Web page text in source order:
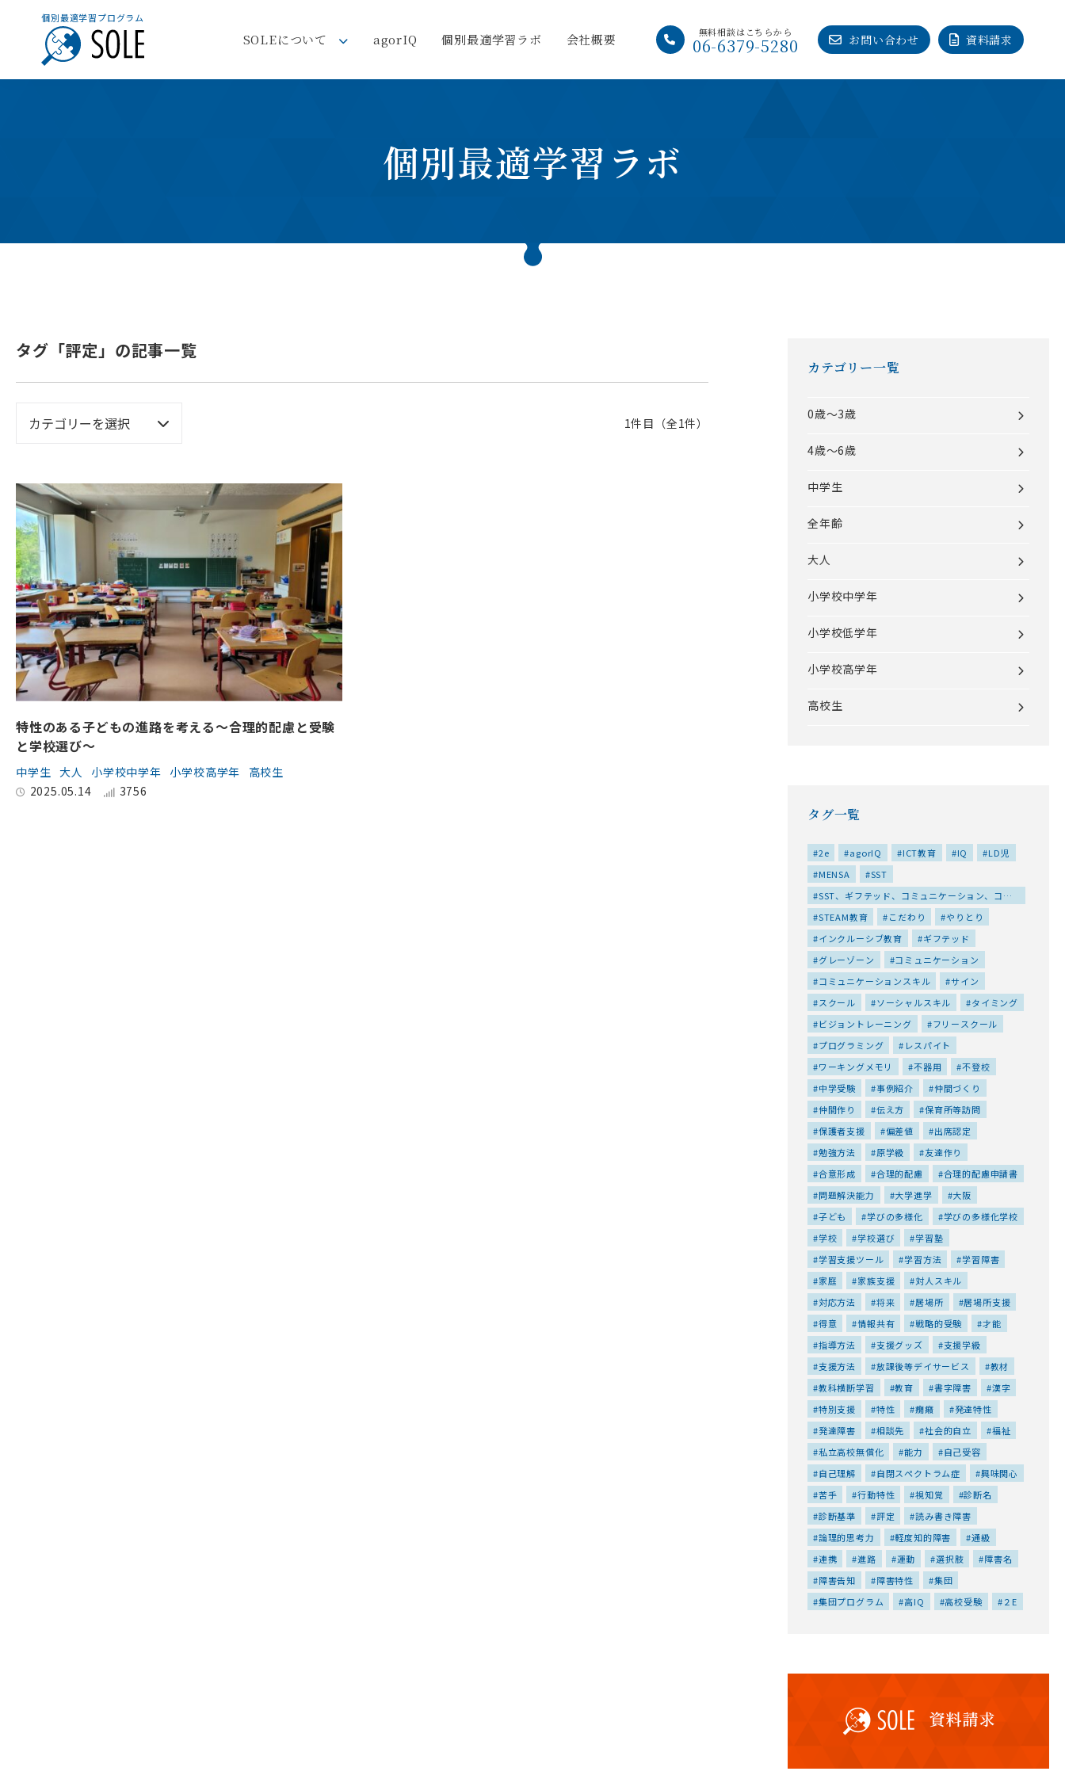
個別最適学習プログラム
SOLEについて agorIQ 個別最適学習ラボ 会社概要 無料相談はこちらから
06-6379-5280 お問い合わせ 資料請求
個別最適学習ラボ
タグ「評定」の記事一覧
1件目（全1件）
特性のある子どもの進路を考える～合理的配慮と受験
と学校選び～
中学生 大人 小学校中学年 小学校高学年
高校生
2025.05.14
3756
カテゴリー一覧
0歳～3歳
4歳～6歳
中学生
全年齢
大人
小学校中学年
小学校低学年
小学校高学年
高校生
タグ一覧
2e agorIQ ICT教育 IQ
LD児
MENSA
SST
SST、ギフテッド、コミュニケーション、コミ
ュニケーションスキル、ソーシャルスキル、仲間
づくり、友達作り、対人スキル、居場所、特性、
集団、集団プログラム、高IQ
STEAM教育 こだわり
やりとり
インクルーシブ教育
ギフテッド
グレーゾーン
コミュニケーション
コミュニケーションスキル
サイン
スクール
ソーシャルスキル
タイミング
ビジョントレーニング
フリースクール
プログラミング
レスパイト
ワーキングメモリ
不器用
不登校
中学受験
事例紹介
仲間づくり
仲間作り
伝え方
保育所等訪問
保護者支援
偏差値
出席認定
勉強方法
原学級
友達作り
合意形成
合理的配慮
合理的配慮申請書
問題解決能力
大学進学
大阪
子ども
学びの多様化
学びの多様化学校
学校
学校選び
学習塾
学習支援ツール
学習方法
学習障害
家庭
家族支援
対人スキル
対応方法
将来 居場所
居場所支援
得意
情報共有 戦略的受験
才能
指導方法
支援グッズ
支援学級
支援方法
放課後等デイサービス
教材
教科横断学習
教育 書字障害
漢字
特別支援
特性 癇癪
発達特性
発達障害
相談先 社会的自立
福祉
私立高校無償化
能力
自己受容
自己理解
自閉スペクトラム症
興味関心
苦手
行動特性 視知覚
診断名
診断基準
評定
読み書き障害
論理的思考力
軽度知的障害
通級
連携
進路 運動 選択肢
障害名
障害告知
障害特性
集団
集団プログラム
高IQ 高校受験 ２E